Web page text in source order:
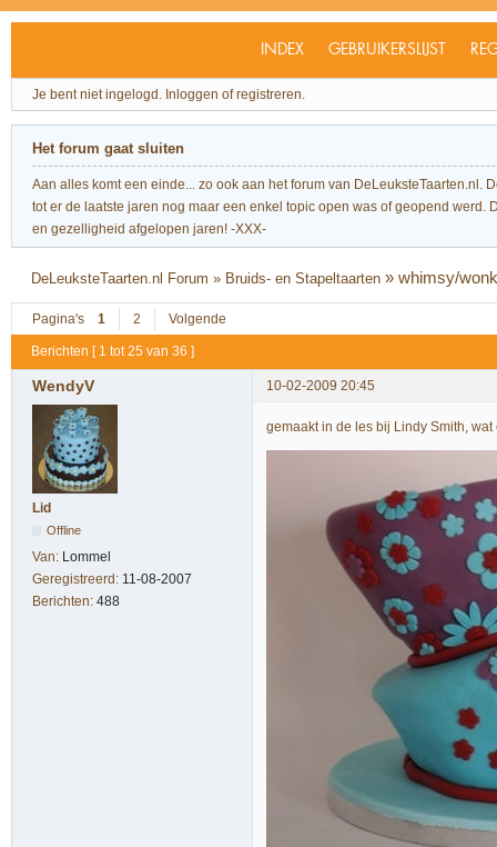
INDEX GEBRUIKERSLIJST
Je bent niet ingelogd. Inloggen of registreren.
Het forum gaat sluiten
Aan alles komt een einde... zo ook aan het forum van
tot er de laatste jaren nog maar een enkel topic open was of geopend
en gezelligheid afgelopen jaren! -XXX-
DeLeuksteTaarten.nl Forum » Bruids- en Stapeltaarten »whimsy/
Pagina's 1 2 Volgende
Berichten [ 1 tot 25 van 36 ]
WendyV 10-02-2009 20:45
Lid
Offline
Van: Lommel
Geregistreerd: 11-08-2007
Berichten: 488
gemaakt in de les bij Lindy Smith,